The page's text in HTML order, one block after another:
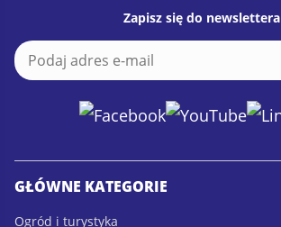
Zapisz się do newslettera
a
i
l
E
m
GŁÓWNE KATEGORIE
Ogród i turystyka